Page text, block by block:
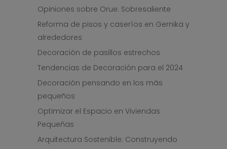
Opiniones sobre Orue: Sobresaliente
Reforma de pisos y caseríos en Gernika y
alrededores
Decoración de pasillos estrechos
Tendencias de Decoración para el 2024
Decoración pensando en los más
pequeños
Optimizar el Espacio en Viviendas
Pequeñas
Arquitectura Sostenible: Construyendo